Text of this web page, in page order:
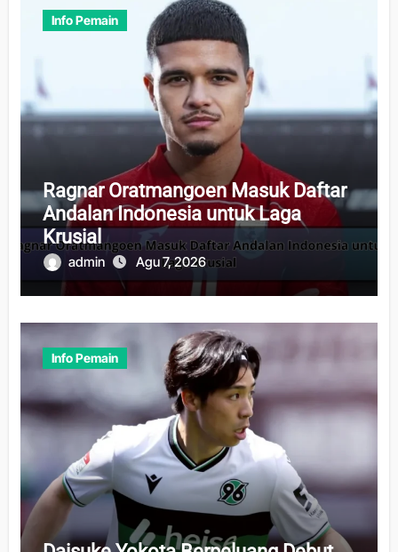
Info Pemain
Ragnar Oratmangoen Masuk Daftar
Andalan Indonesia untuk Laga
Krusial
admin Agu 7, 2026
Info Pemain